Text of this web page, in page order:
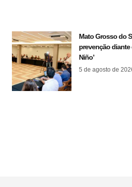
Mato Grosso do
prevenção diante
Niño’
5 de agosto de